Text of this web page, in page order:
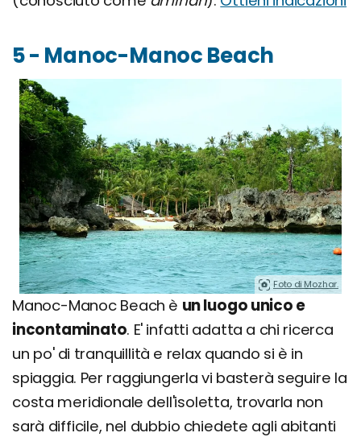
5 - Manoc-Manoc Beach
Foto di Mozhar.
Manoc-Manoc Beach è un luogo unico e
incontaminato. E' infatti adatta a chi ricerca
un po' di tranquillità e relax quando si è in
spiaggia. Per raggiungerla vi basterà seguire la
costa meridionale dell'isoletta, trovarla non
sarà difficile, nel dubbio chiedete agli abitanti